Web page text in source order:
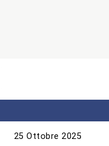
25 Ottobre 2025